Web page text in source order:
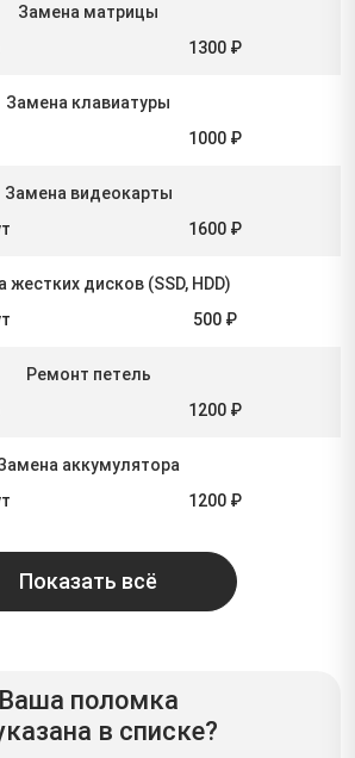
Замена матрицы
1300 ₽
Замена клавиатуры
1000 ₽
Замена видеокарты
1600 ₽
жестких дисков (SSD, HDD)
500 ₽
Ремонт петель
1200 ₽
аккумулятора
1200 ₽
Показать всё
Ваша поломка
в списке?